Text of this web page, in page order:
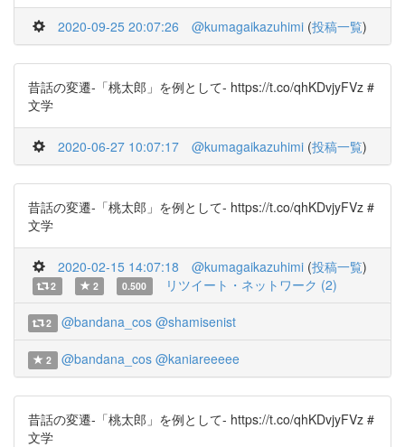
2020-09-25 20:07:26 @kumagaikazuhimi (投稿一覧)
昔話の変遷-「桃太郎」を例として- https://t.co/qhKDvjyFVz #
文学
2020-06-27 10:07:17 @kumagaikazuhimi (投稿一覧)
昔話の変遷-「桃太郎」を例として- https://t.co/qhKDvjyFVz #
文学
2020-02-15 14:07:18 @kumagaikazuhimi (投稿一覧)
2 2 0.500 リツイート・ネットワーク (2)
2 @bandana_cos @shamisenist
2 @bandana_cos @kaniareeeee
昔話の変遷-「桃太郎」を例として- https://t.co/qhKDvjyFVz #
文学